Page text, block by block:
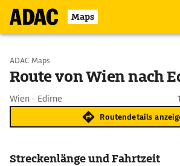
Maps
Start wählen
ADAC Maps
Route von Wien nach
Wien - Edirne
Routendetails
Streckenlänge und Fahrtzeit